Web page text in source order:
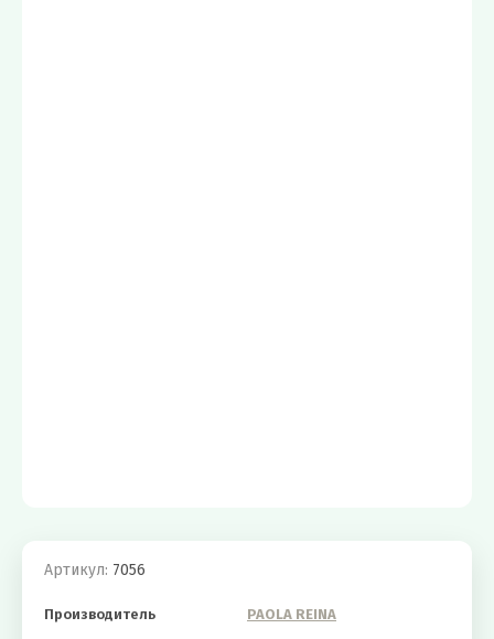
Артикул: 7056
Производитель PAOLA REINA